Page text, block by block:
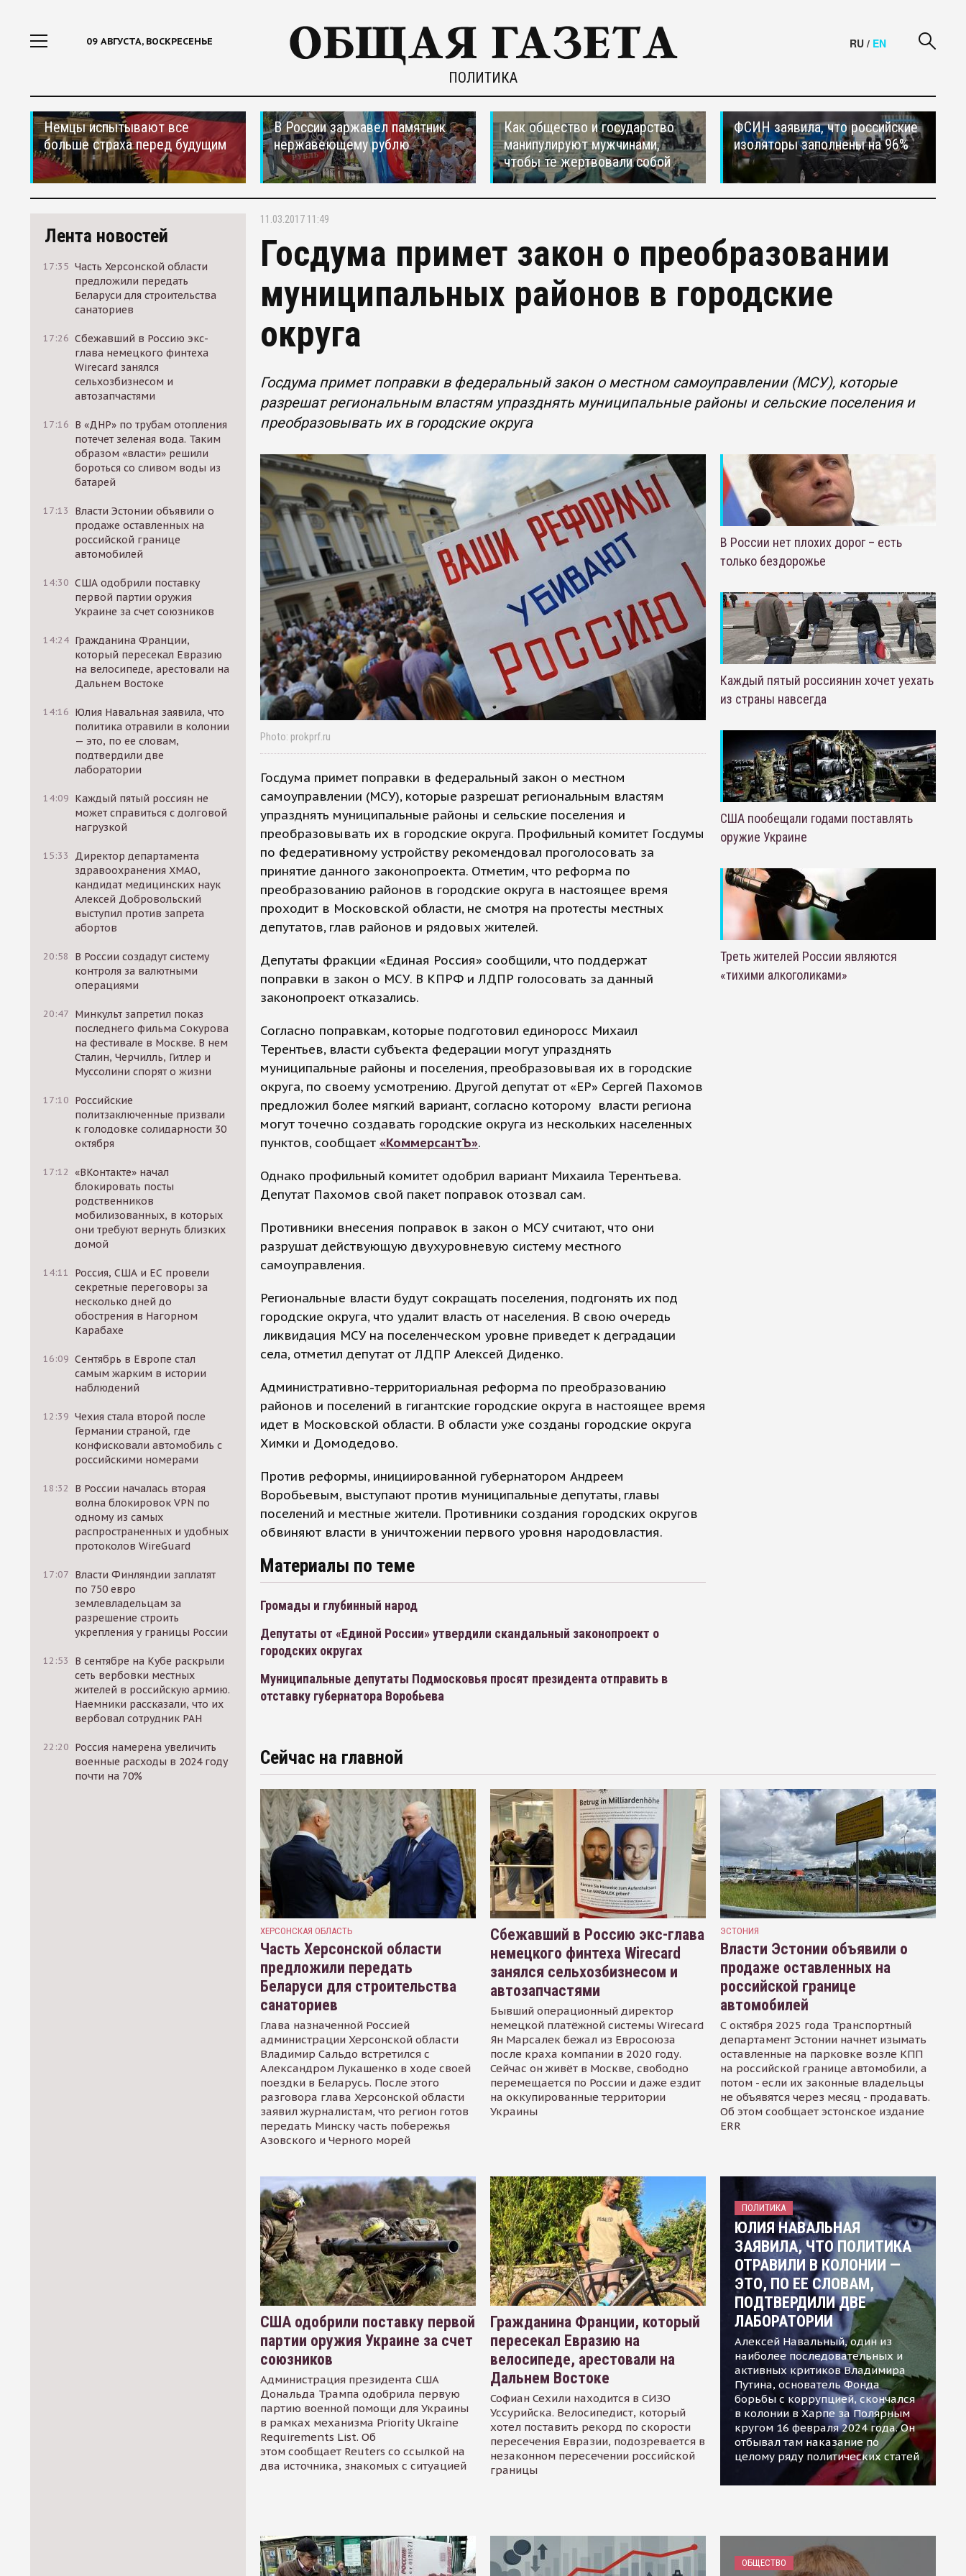
09 АВГУСТА, ВОСКРЕСЕНЬЕ
ПОЛИТИКА
RU / EN
Немцы испытывают все
больше страха перед будущим
В России заржавел памятник
нержавеющему рублю
Как общество и государство
манипулируют мужчинами,
чтобы те жертвовали собой
ФСИН заявила, что российские
изоляторы заполнены на 96%
Лента новостей
17:35 Часть Херсонской области
предложили передать
Беларуси для строительства
санаториев
17:26 Сбежавший в Россию экс-
глава немецкого финтеха
Wirecard занялся
сельхозбизнесом и
автозапчастями
17:16 В «ДНР» по трубам отопления
потечет зеленая вода. Таким
образом «власти» решили
бороться со сливом воды из
батарей
17:13
Власти Эстонии объявили о
продаже оставленных на
российской границе
автомобилей
14:30 США одобрили поставку
первой партии оружия
Украине за счет союзников
14:24 Гражданина Франции,
который пересекал Евразию
на велосипеде, арестовали на
Дальнем Востоке
14:16 Юлия Навальная заявила, что
политика отравили в колонии
— это, по ее словам,
подтвердили две
лаборатории
14:09 Каждый пятый россиян не
может справиться с долговой
нагрузкой
15:33
Директор департамента
здравоохранения ХМАО,
кандидат медицинских наук
Алексей Добровольский
выступил против запрета
абортов
20:58
В России создадут систему
контроля за валютными
операциями
20:47 Минкульт запретил показ
последнего фильма Сокурова
на фестивале в Москве. В нем
Сталин, Черчилль, Гитлер и
Муссолини спорят о жизни
17:10 Российские
политзаключенные призвали
к голодовке солидарности 30
октября
17:12 «ВКонтакте» начал
блокировать посты
родственников
мобилизованных, в которых
они требуют вернуть близких
домой
14:11
Россия, США и ЕС провели
секретные переговоры за
несколько дней до
обострения в Нагорном
Карабахе
16:09 Сентябрь в Европе стал
самым жарким в истории
наблюдений
12:39 Чехия стала второй после
Германии страной, где
конфисковали автомобиль с
российскими номерами
18:32
В России началась вторая
волна блокировок VPN по
одному из самых
распространенных и удобных
протоколов WireGuard
17:07 Власти Финляндии заплатят
по 750 евро
землевладельцам за
разрешение строить
укрепления у границы России
12:53
В сентябре на Кубе раскрыли
сеть вербовки местных
жителей в российскую армию.
Наемники рассказали, что их
вербовал сотрудник РАН
22:20 Россия намерена увеличить
военные расходы в 2024 году
почти на 70%
11.03.2017 11:49
Госдума примет закон о преобразовании
муниципальных районов в городские
округа
Госдума примет поправки в федеральный закон о местном самоуправлении (МСУ), которые
разрешат региональным властям упразднять муниципальные районы и сельские поселения и
преобразовывать их в городские округа
Photo: prokprf.ru
Госдума примет поправки в федеральный закон о местном
самоуправлении (МСУ), которые разрешат региональным властям
упразднять муниципальные районы и сельские поселения и
преобразовывать их в городские округа. Профильный комитет Госдумы
по федеративному устройству рекомендовал проголосовать за
принятие данного законопроекта. Отметим, что реформа по
преобразованию районов в городские округа в настоящее время
проходит в Московской области, не смотря на протесты местных
депутатов, глав районов и рядовых жителей.
Депутаты фракции «Единая Россия» сообщили, что поддержат
поправки в закон о МСУ. В КПРФ и ЛДПР голосовать за данный
законопроект отказались.
Согласно поправкам, которые подготовил единоросс Михаил
Терентьев, власти субъекта федерации могут упразднять
муниципальные районы и поселения, преобразовывая их в городские
округа, по своему усмотрению. Другой депутат от «ЕР» Сергей Пахомов
предложил более мягкий вариант, согласно которому власти региона
могут точечно создавать городские округа из нескольких населенных
пунктов, сообщает «КоммерсантЪ».
Однако профильный комитет одобрил вариант Михаила Терентьева.
Депутат Пахомов свой пакет поправок отозвал сам.
Противники внесения поправок в закон о МСУ считают, что они
разрушат действующую двухуровневую систему местного
самоуправления.
Региональные власти будут сокращать поселения, подгонять их под
городские округа, что удалит власть от населения. В свою очередь
ликвидация МСУ на поселенческом уровне приведет к деградации
села, отметил депутат от ЛДПР Алексей Диденко.
Административно-территориальная реформа по преобразованию
районов и поселений в гигантские городские округа в настоящее время
идет в Московской области. В области уже созданы городские округа
Химки и Домодедово.
Против реформы, инициированной губернатором Андреем
Воробьевым, выступают против муниципальные депутаты, главы
поселений и местные жители. Противники создания городских округов
обвиняют власти в уничтожении первого уровня народовластия.
Материалы по теме
Громады и глубинный народ
Депутаты от «Единой России» утвердили скандальный законопроект о
городских округах
Муниципальные депутаты Подмосковья просят президента отправить в
отставку губернатора Воробьева
В России нет плохих дорог – есть
только бездорожье
Каждый пятый россиянин хочет уехать
из страны навсегда
США пообещали годами поставлять
оружие Украине
Треть жителей России являются
«тихими алкоголиками»
Сейчас на главной
ХЕРСОНСКАЯ ОБЛАСТЬ
Часть Херсонской области
предложили передать
Беларуси для строительства
санаториев
Глава назначенной Россией
администрации Херсонской области
Владимир Сальдо встретился с
Александром Лукашенко в ходе своей
поездки в Беларусь. После этого
разговора глава Херсонской области
заявил журналистам, что регион готов
передать Минску часть побережья
Азовского и Черного морей
Сбежавший в Россию экс-глава
немецкого финтеха Wirecard
занялся сельхозбизнесом и
автозапчастями
Бывший операционный директор
немецкой платёжной системы Wirecard
Ян Марсалек бежал из Евросоюза
после краха компании в 2020 году.
Сейчас он живёт в Москве, свободно
перемещается по России и даже ездит
на оккупированные территории
Украины
ЭСТОНИЯ
Власти Эстонии объявили о
продаже оставленных на
российской границе
автомобилей
С октября 2025 года Транспортный
департамент Эстонии начнет изымать
оставленные на парковке возле КПП
на российской границе автомобили, а
потом - если их законные владельцы
не объявятся через месяц - продавать.
Об этом сообщает эстонское издание
ERR
США одобрили поставку первой
партии оружия Украине за счет
союзников
Администрация президента США
Дональда Трампа одобрила первую
партию военной помощи для Украины
в рамках механизма Priority Ukraine
Requirements List. Об
этом сообщает Reuters со ссылкой на
два источника, знакомых с ситуацией
Гражданина Франции, который
пересекал Евразию на
велосипеде, арестовали на
Дальнем Востоке
Софиан Сехили находится в СИЗО
Уссурийска. Велосипедист, который
хотел поставить рекорд по скорости
пересечения Евразии, подозревается в
незаконном пересечении российской
границы
ПОЛИТИКА
ЮЛИЯ НАВАЛЬНАЯ
ЗАЯВИЛА, ЧТО ПОЛИТИКА
ОТРАВИЛИ В КОЛОНИИ —
ЭТО, ПО ЕЕ СЛОВАМ,
ПОДТВЕРДИЛИ ДВЕ
ЛАБОРАТОРИИ
Алексей Навальный, один из
наиболее последовательных и
активных критиков Владимира
Путина, основатель Фонда
борьбы с коррупцией, скончался
в колонии в Харпе за Полярным
кругом 16 февраля 2024 года. Он
отбывал там наказание по
целому ряду политических статей
ОБЩЕСТВО